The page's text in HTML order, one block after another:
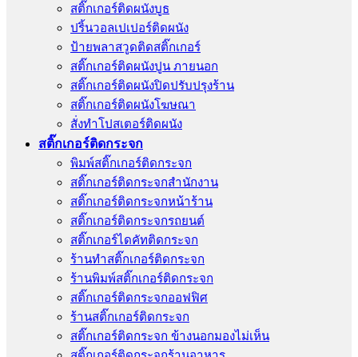
สติ๊กเกอร์ติดผนังบูธ
ปริ้นวอลเปเปอร์ติดผนัง
ป้ายพลาสวูดติดสติ๊กเกอร์
สติ๊กเกอร์ติดผนังปูน ภายนอก
สติ๊กเกอร์ติดผนังปิดปรับปรุงร้าน
สติ๊กเกอร์ติดผนังโฆษณา
สั่งทําโปสเตอร์ติดผนัง
สติ๊กเกอร์ติดกระจก
พิมพ์สติ๊กเกอร์ติดกระจก
สติ๊กเกอร์ติดกระจกสำนักงาน
สติ๊กเกอร์ติดกระจกหน้าร้าน
สติ๊กเกอร์ติดกระจกรถยนต์
สติ๊กเกอร์ไดคัทติดกระจก
ร้านทําสติ๊กเกอร์ติดกระจก
ร้านพิมพ์สติ๊กเกอร์ติดกระจก
สติ๊กเกอร์ติดกระจกออฟฟิศ
ร้านสติ๊กเกอร์ติดกระจก
สติ๊กเกอร์ติดกระจก ข้างนอกมองไม่เห็น